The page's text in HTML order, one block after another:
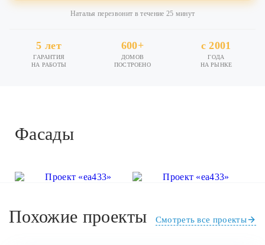
Наталья перезвонит в течение 25 минут
5 лет
ГАРАНТИЯ
НА РАБОТЫ
600+
ДОМОВ
ПОСТРОЕНО
с 2001
ГОДА
НА РЫНКЕ
Фасады
Похожие проекты Смотреть все проекты